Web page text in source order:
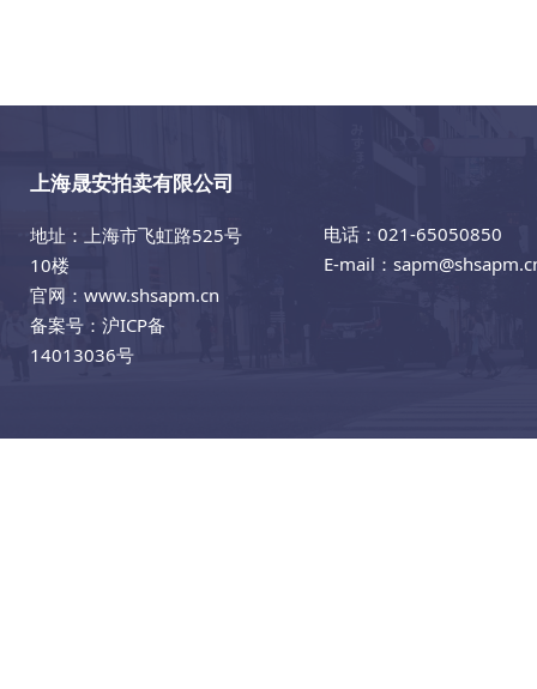
上海晟安拍卖有限公司
地址：上海市飞虹路525号
10楼
官网：www.shsapm.cn
备案号： 沪ICP备
14013036号
电话：021-65050850
E-mail：